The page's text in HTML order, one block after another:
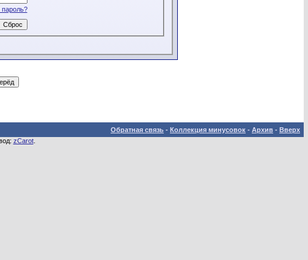
Обратная связь - Коллекция минусовок - Архив - Вверх
zCarot.